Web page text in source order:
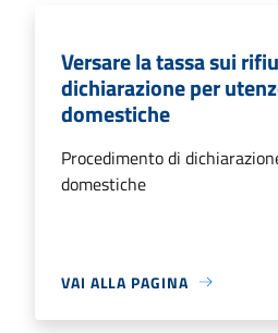
Versare la tassa sui
dichiarazione per
domestiche
Procedimento di
domestiche
VAI ALLA PAGINA